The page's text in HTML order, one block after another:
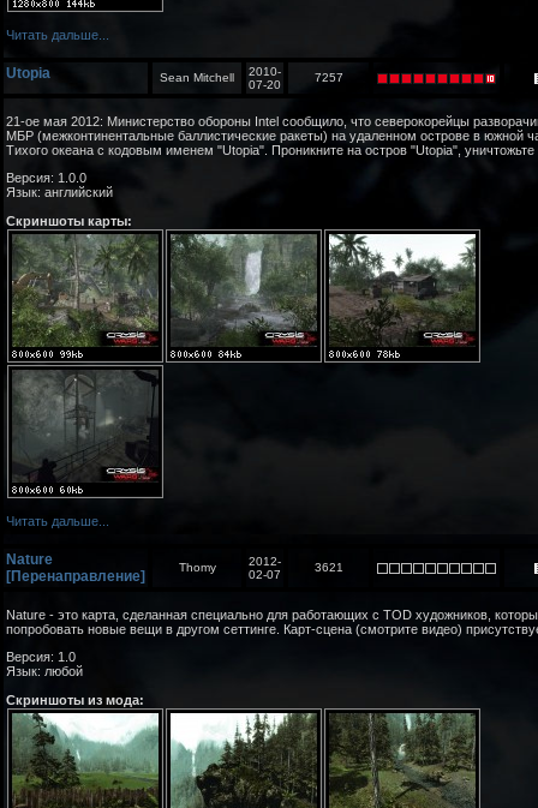
Читать дальше...
Utopia Sean Mitchell
2010-
07-20
7257
21-ое мая 2012: Министерство обороны Intel сообщило, что северокорейцы
МБР (межконтинентальные баллистические ракеты) на удаленном острове в южной
Тихого океана с кодовым именем "Utopia". Проникните на остров "Utopia",
Версия: 1.0.0
Язык: английский
Скриншоты карты:
Читать дальше...
Nature
[Перенаправление]
Thomy
2012-
02-07
3621
Nature - это карта, сделанная специально для работающих с TOD художников,
попробовать новые вещи в другом сеттинге. Карт-сцена (смотрите видео)
Версия: 1.0
Язык: любой
Скриншоты из мода: